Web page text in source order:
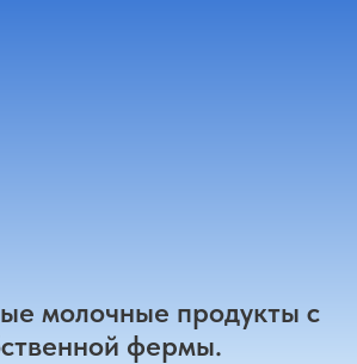
молочные продукты с
фермы.